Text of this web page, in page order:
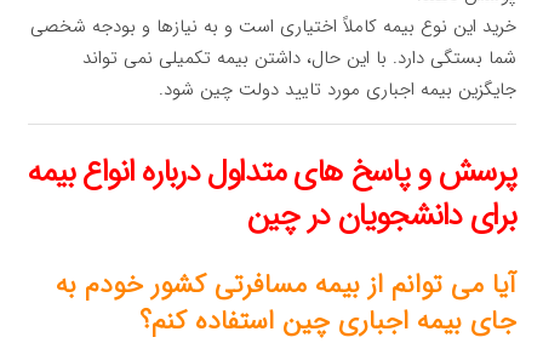
خرید این نوع بیمه کاملاً اختیاری است و به نیازها و بودجه شخصی
شما بستگی دارد. با این حال، داشتن بیمه تکمیلی نمی تواند
جایگزین بیمه اجباری مورد تایید دولت چین شود.
پرسش و پاسخ های متداول درباره انواع بیمه
برای دانشجویان در چین
آیا می توانم از بیمه مسافرتی کشور خودم به
جای بیمه اجباری چین استفاده کنم؟